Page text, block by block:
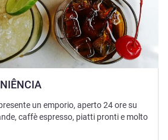
un emporio, aperto 24 ore su
caffè espresso, piatti pronti e molto